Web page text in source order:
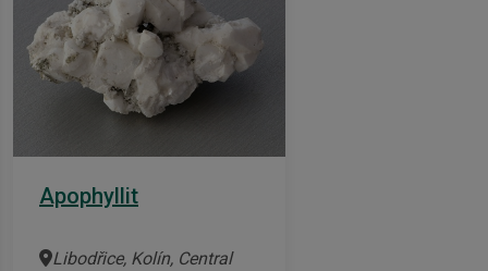
Apophyllit
Libodřice, Kolín, Central